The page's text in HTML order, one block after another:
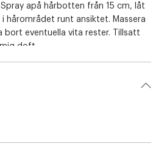
apå hårbotten från 15 cm, låt
i hårområdet runt ansiktet. Massera
eventuella vita rester. Tillsatt
doft.